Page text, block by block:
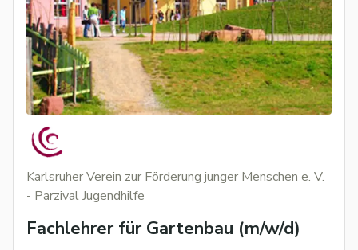
Karlsruher Verein zur Förderung junger Menschen e. V.
- Parzival Jugendhilfe
Fachlehrer für Gartenbau (m/w/d)